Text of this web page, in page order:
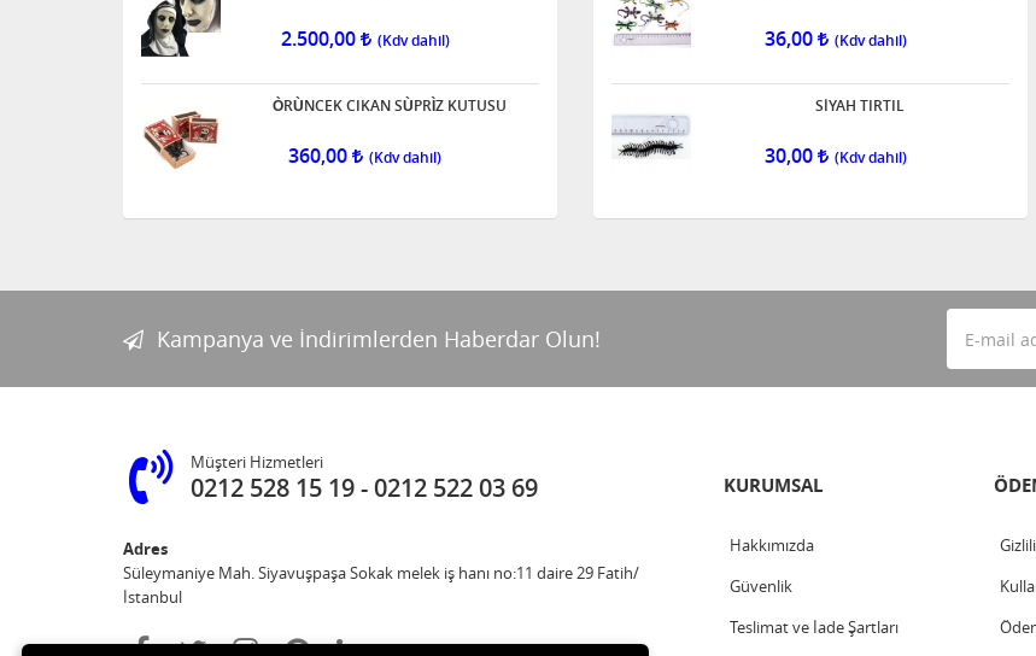
2.500,00
ÒRÙNCEK CIKAN SÙPRÌZ KUTUSU
360,00
36,00
SİYAH TIRTIL
30,00
Kampanya ve İndirimlerden Haberdar Olun!
Müşteri Hizmetleri
0212 528 15 19 0212 522 03 69
Adres
Süleymaniye Mah. Siyavuşpaşa Sokak melek iş hanı no:11 daire 29 Fatih/
İstanbul
KURUMSAL
Hakkımızda
Güvenlik
Teslimat ve İade Şartları